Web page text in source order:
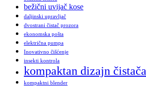
bežični uvijač kose
daljinski upravljač
dvostrani čistač prozora
ekonomska pošta
električna pumpa
Inovativno čišćenje
insekti kontrola
kompaktan dizajn čistača
kompaktni blender